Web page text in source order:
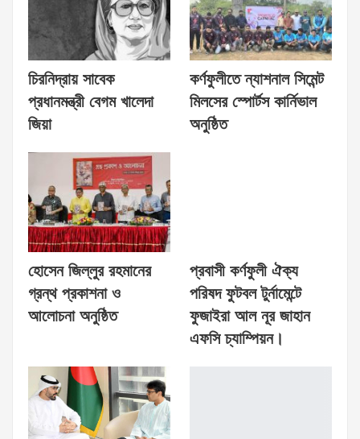
চিরনিদ্রায় সাবেক
প্রধানমন্ত্রী বেগম খালেদা
জিয়া
কর্ণফুলীতে ন্যাশনাল সিমেন্ট
মিলসের স্পোর্টস কার্নিভাল
অনুষ্ঠিত
হোসেন জিল্লুর রহমানের
গ্রন্থ প্রকাশনা ও
আলোচনা অনুষ্ঠিত
প্রবাসী কর্ণফুলী ঐক্য
পরিষদ ফুটবল টুর্নামেন্টে
ফুজাইরা আল নূর জাহান
এফসি চ্যাম্পিয়ন।